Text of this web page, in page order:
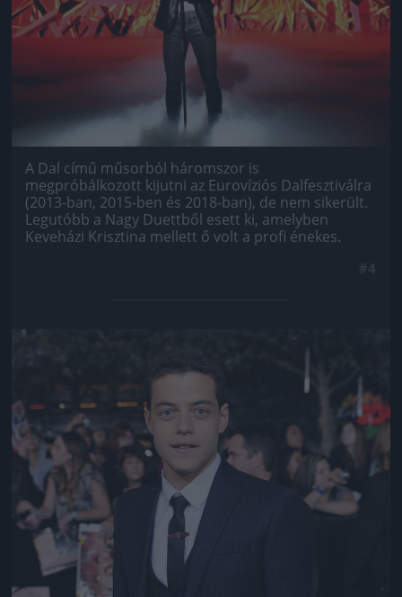
A Dal című műsorból háromszor is
megpróbálkozott kijutni az Eurovíziós Dalfesztiválra
(2013-ban, 2015-ben és 2018-ban), de nem sikerült.
Legutóbb a Nagy Duettből esett ki, amelyben
Keveházi Krisztina mellett ő volt a profi énekes.